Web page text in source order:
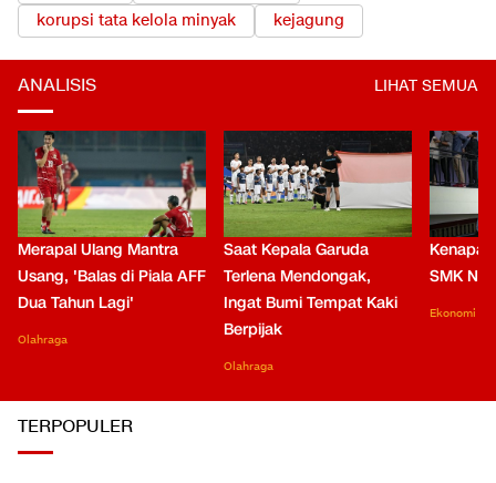
korupsi tata kelola minyak
kejagung
ANALISIS LIHAT SEMUA
Merapal Ulang Mantra
Usang, 'Balas di Piala AFF
Dua Tahun Lagi'
Olahraga
Saat Kepala Garuda
Terlena Mendongak,
Ingat Bumi Tempat Kaki
Berpijak
Olahraga
Kenapa
SMK
Ekonomi
TERPOPULER